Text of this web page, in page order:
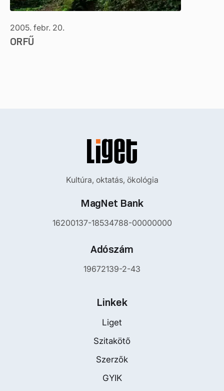
2005. febr. 20.
ORFŰ
Kultúra, oktatás, ökológia
MagNet Bank
16200137-18534788-00000000
Adószám
19672139-2-43
Linkek
Liget
Szitakötő
Szerzők
GYIK